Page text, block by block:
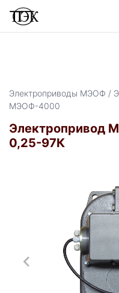
Электроприводы МЭОФ /
МЭОФ-4000
Электропривод
0,25-97К